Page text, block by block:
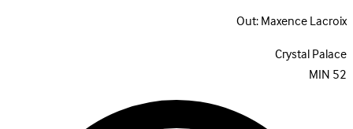
Out:Maxence Lacroix
Crystal Palace
52
MIN